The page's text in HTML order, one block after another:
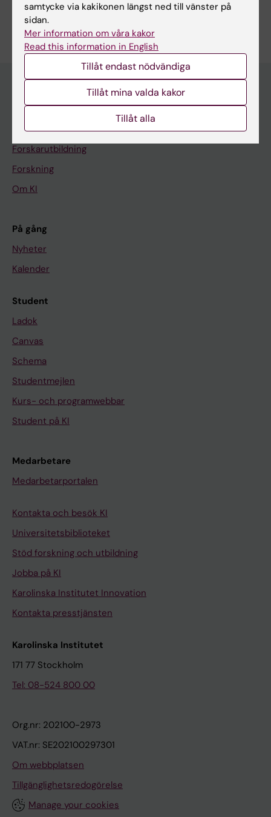
Huvudmeny
Utbildning
Forskarutbildning
Forskning
Om KI
På gång
Nyheter
Kalender
Student
Ladok
Canvas
Schema
Studentmejlen
Kurs- och programwebbar
Student på KI
Medarbetare
Medarbetarportalen
Kontakta och besök KI
Universitetsbiblioteket
Stöd forskning och utbildning
Jobba på KI
Karolinska Institutet Innovation
Kontakta presstjänsten
Karolinska Institutet
171 77 Stockholm
Tel: 08-524 800 00
Org.nr: 202100-2973
VAT.nr: SE202100297301
Om webbplatsen
Tillgänglighetsredogörelse
Manage your cookies
samtycke via kakikonen längst ned till vänster på
sidan.
Mer information om våra kakor
Read this information in English
Tillåt endast nödvändiga
Tillåt mina valda kakor
Tillåt alla